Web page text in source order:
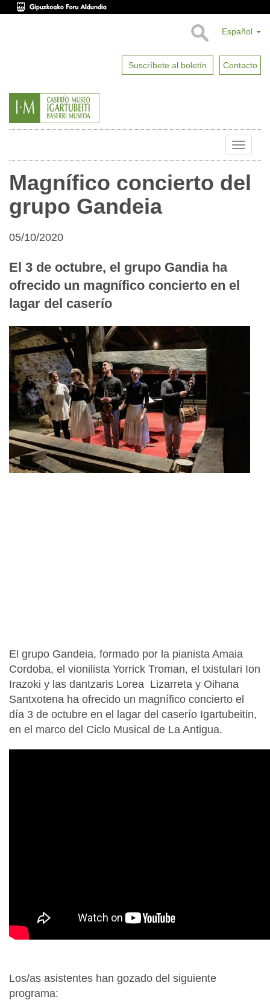
Español
Suscríbete al boletín Contacto
Toggle
Magnífico concierto del
grupo Gandeia
05/10/2020
El 3 de octubre, el grupo Gandia ha
ofrecido un magnífico concierto en el
lagar del caserío
El grupo Gandeia, formado por la pianista Amaia
Cordoba, el vionilista Yorrick Troman, el txistulari Ion
Irazoki y las dantzaris Lorea Lizarreta y Oihana
Santxotena ha ofrecido un magnífico concierto el
día 3 de octubre en el lagar del caserío Igartubeitin,
en el marco del Ciclo Musical de La Antigua.
Los/as asistentes han gozado del siguiente
programa: